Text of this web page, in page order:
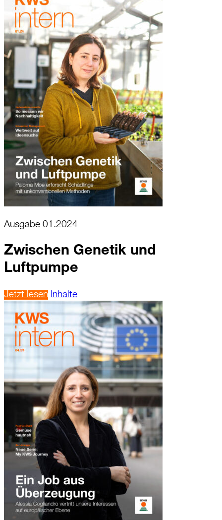
Ausgabe 01.2024
Zwischen Genetik und
Luftpumpe
Jetzt lesen Inhalte